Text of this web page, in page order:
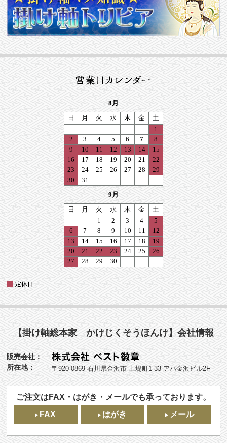
【掛け軸総本家 かけじくそうほんけ】会社情報
販売会社：
所在地：
〒920-0869 石川県金沢市 上堤町1-33 アパ金沢ビル2F
ご注文はFAX・はがき・メールでも承っております。
FAX
はがき メール